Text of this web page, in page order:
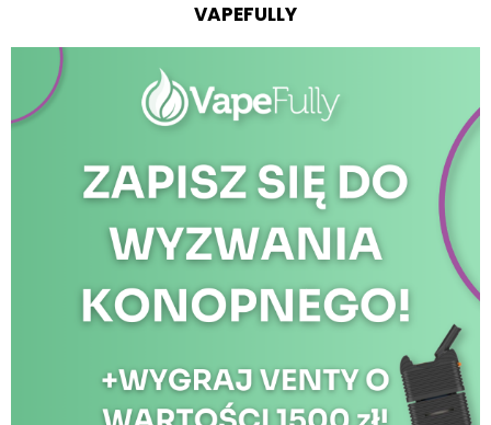
VAPEFULLY